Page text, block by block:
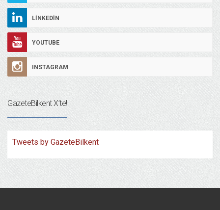
LINKEDIN
YOUTUBE
INSTAGRAM
GazeteBilkent X’te!
Tweets by GazeteBilkent